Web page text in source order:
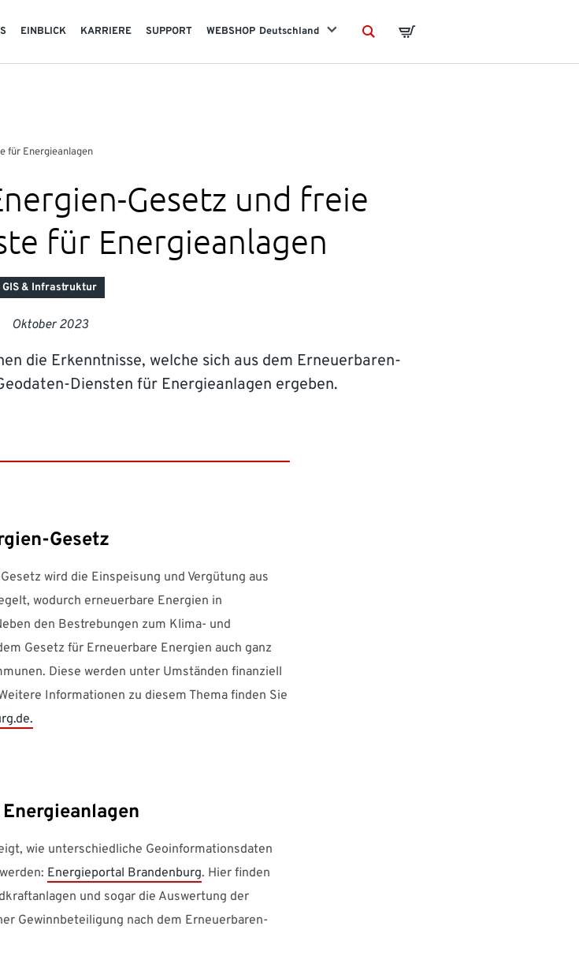
EINBLICK KARRIERE SUPPORT WEBSHOP Deutschland
SearchBasket
für Energieanlagen
Gesetz und freie
für Energieanlagen
GIS & Infrastruktur
Oktober 2023
die Erkenntnisse, welche sich aus dem Erneuerbaren-
Diensten für Energieanlagen ergeben.
Gesetz
wird die Einspeisung und Vergütung aus
wodurch erneuerbare Energien in
den Bestrebungen zum Klima- und
Gesetz für Erneuerbare Energien auch ganz
Diese werden unter Umständen finanziell
Informationen zu diesem Thema finden Sie
wie unterschiedliche Geoinformationsdaten
Energieportal Brandenburg. Hier finden
und sogar die Auswertung der
Gewinnbeteiligung nach dem Erneuerbaren-